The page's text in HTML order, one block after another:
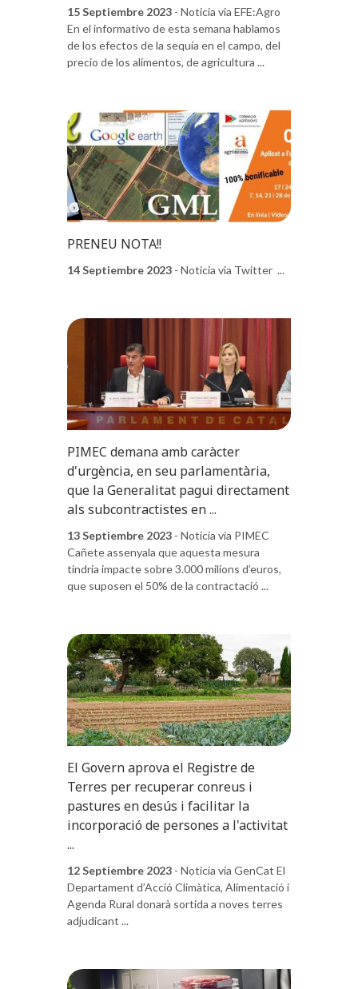
15 Septiembre 2023 - Noticia via EFE:Agro
En el informativo de esta semana hablamos
de los efectos de la sequía en el campo, del
precio de los alimentos, de agricultura ...
PRENEU NOTA!!
14 Septiembre 2023 - Noticia via Twitter ...
PIMEC demana amb caràcter
d'urgència, en seu parlamentària,
que la Generalitat pagui directament
als subcontractistes en ...
13 Septiembre 2023 - Noticia via PIMEC
Cañete assenyala que aquesta mesura
tindria impacte sobre 3.000 milions d’euros,
que suposen el 50% de la contractació ...
El Govern aprova el Registre de
Terres per recuperar conreus i
pastures en desús i facilitar la
incorporació de persones a l'activitat
...
12 Septiembre 2023 - Noticia via GenCat El
Departament d’Acció Climàtica, Alimentació i
Agenda Rural donarà sortida a noves terres
adjudicant ...